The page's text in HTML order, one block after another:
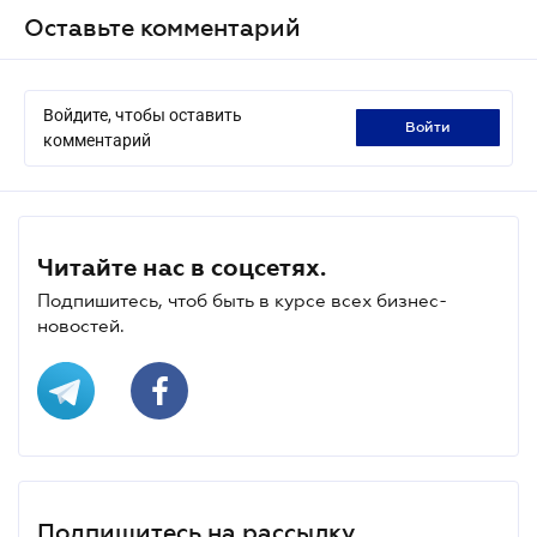
Оставьте комментарий
Войдите, чтобы оставить
комментарий
войти
Читайте нас в соцсетях.
Подпишитесь, чтоб быть в курсе всех бизнес-
новостей.